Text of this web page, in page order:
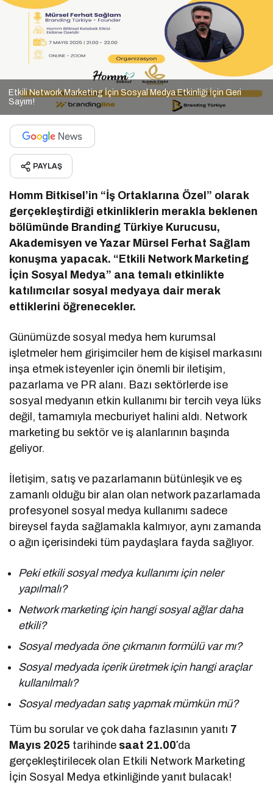
Etkili Network Marketing İçin Sosyal Medya Etkinliği İçin Geri
Sayım!
PAYLAŞ
Homm Bitkisel’in “İş Ortaklarına Özel” olarak
gerçekleştirdiği etkinliklerin merakla beklenen
bölümünde Branding Türkiye Kurucusu,
Akademisyen ve Yazar Mürsel Ferhat Sağlam
konuşma yapacak. “Etkili Network Marketing
İçin Sosyal Medya” ana temalı etkinlikte
katılımcılar sosyal medyaya dair merak
ettiklerini öğrenecekler.
Günümüzde sosyal medya hem kurumsal
işletmeler hem girişimciler hem de kişisel markasını
inşa etmek isteyenler için önemli bir iletişim,
pazarlama ve PR alanı. Bazı sektörlerde ise
sosyal medyanın etkin kullanımı bir tercih veya lüks
değil, tamamıyla mecburiyet halini aldı. Network
marketing bu sektör ve iş alanlarının başında
geliyor.
İletişim, satış ve pazarlamanın bütünleşik ve eş
zamanlı olduğu bir alan olan network pazarlamada
profesyonel sosyal medya kullanımı sadece
bireysel fayda sağlamakla kalmıyor, aynı zamanda
o ağın içerisindeki tüm paydaşlara fayda sağlıyor.
Peki etkili sosyal medya kullanımı için neler
yapılmalı?
Network marketing için hangi sosyal ağlar daha
etkili?
Sosyal medyada öne çıkmanın formülü var mı?
Sosyal medyada içerik üretmek için hangi araçlar
kullanılmalı?
Sosyal medyadan satış yapmak mümkün mü?
Tüm bu sorular ve çok daha fazlasının yanıtı 7
Mayıs 2025 tarihinde saat 21.00′da
gerçekleştirilecek olan Etkili Network Marketing
İçin Sosyal Medya etkinliğinde yanıt bulacak!